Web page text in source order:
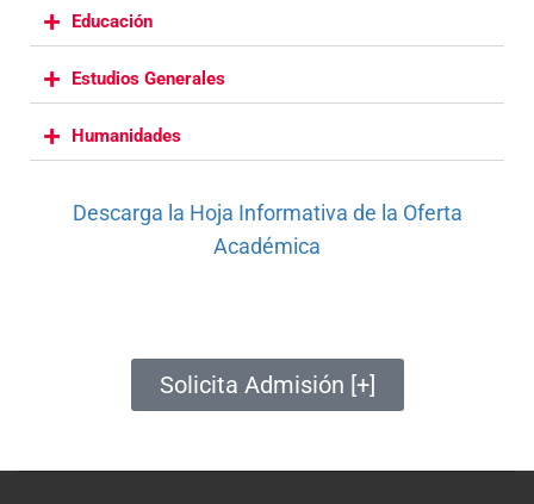
Educación
Estudios Generales
Humanidades
Descarga la Hoja Informativa de la Oferta
Académica
Solicita Admisión [+]